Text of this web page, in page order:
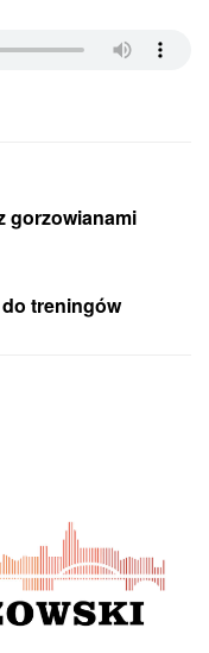
gorzowianami
treningów